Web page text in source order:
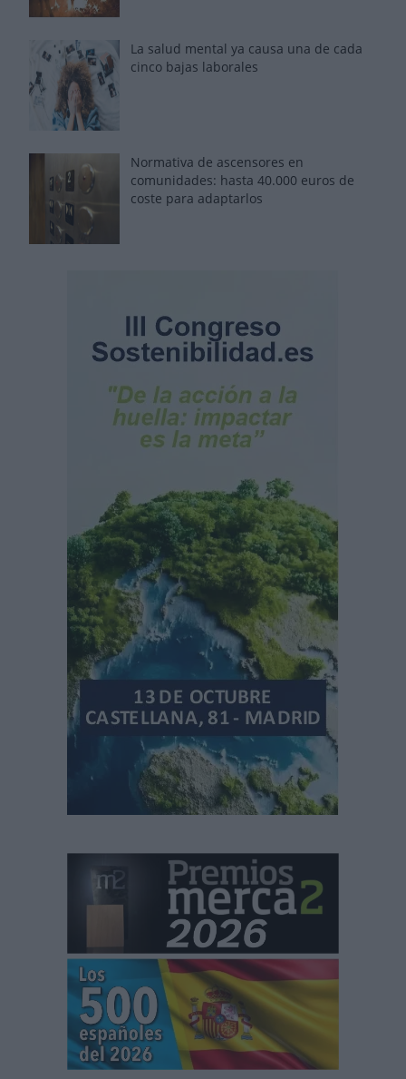
La salud mental ya causa una de cada
cinco bajas laborales
Normativa de ascensores en
comunidades: hasta 40.000 euros de
coste para adaptarlos